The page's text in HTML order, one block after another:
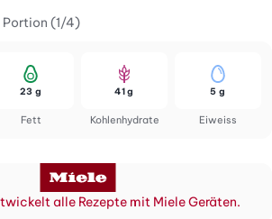
Portion (1/4)
Fett
23 g
Kohlenhydrate
41 g
Eiweiss
5 g
alle Rezepte mit Miele Geräten.